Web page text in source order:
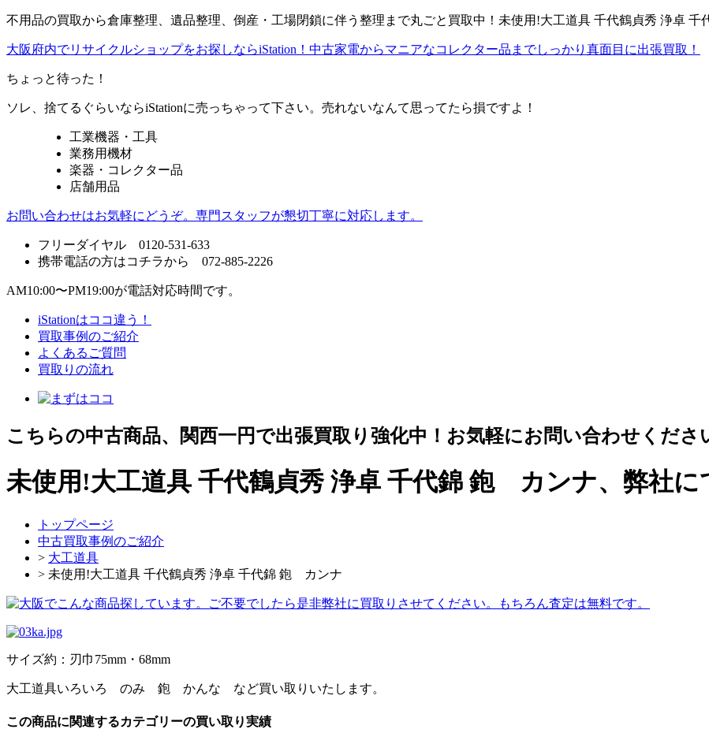
不用品の買取から倉庫整理、遺品整理、倒産・工場閉鎖に伴う整理まで丸ごと買取中！未使用!大工道具 千代鶴貞秀 浄卓
大阪府内でリサイクルショップをお探しならiStation！中古家電からマニアなコレクター品までしっかり真面目に出張買取！
ちょっと待った！
ソレ、捨てるぐらいならiStationに売っちゃって下さい。売れないなんて思ってたら損ですよ！
工業機器・工具
業務用機材
楽器・コレクター品
店舗用品
お問い合わせはお気軽にどうぞ。専門スタッフが懇切丁寧に対応します。
フリーダイヤル 0120-531-633
携帯電話の方はコチラから 072-885-2226
AM10:00〜PM19:00が電話対応時間です。
iStationはココ違う！
買取事例のご紹介
よくあるご質問
買取りの流れ
こちらの中古商品、関西一円で出張買取り強化中！お気軽にお問い合わせくださ
未使用!大工道具 千代鶴貞秀 浄卓 千代錦 鉋 カンナ、弊社に
トップページ
中古買取事例のご紹介
> 大工道具
> 未使用!大工道具 千代鶴貞秀 浄卓 千代錦 鉋 カンナ
サイズ約：刃巾75mm・68mm
大工道具いろいろ のみ 鉋 かんな など買い取りいたします。
この商品に関連するカテゴリーの買い取り実績